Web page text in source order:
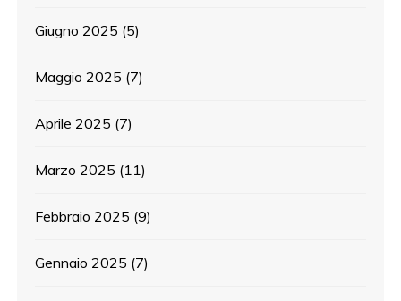
Giugno 2025 (5)
Maggio 2025 (7)
Aprile 2025 (7)
Marzo 2025 (11)
Febbraio 2025 (9)
Gennaio 2025 (7)